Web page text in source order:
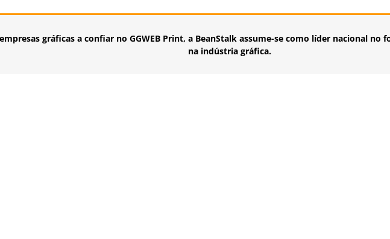
gráficas a confiar no GGWEB Print, a BeanStalk assume-se como líder nacional no
na indústria gráfica.